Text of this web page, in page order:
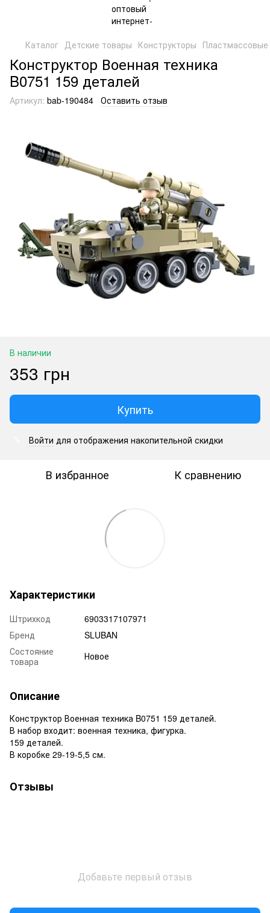
Каталог Детские товары Конструкторы
Конструктор Военная техника
B0751 159 деталей
Артикул: bab-190484 Оставить отзыв
В наличии
353 грн
Купить
Войти для отображения накопительной скидки
В избранное К сравнению
Характеристики
Штрихкод
6903317107971
Бренд
SLUBAN
Состояние
товара
Новое
Описание
Конструктор Военная техника B0751 159 деталей.
В набор входит: военная техника, фигурка.
159 деталей.
В коробке 29-19-5,5 см.
Отзывы
Добавьте первый отзыв